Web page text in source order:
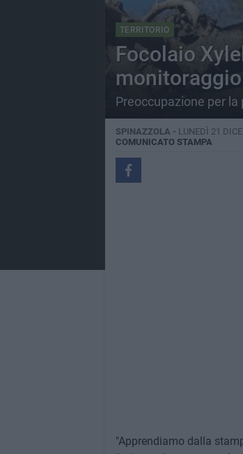
TERRITORIO
Focolaio
Preoccupazione per
SPINAZZOLA - LUNEDÌ 21
COMUNICATO STAMPA
"Apprendiamo dalla